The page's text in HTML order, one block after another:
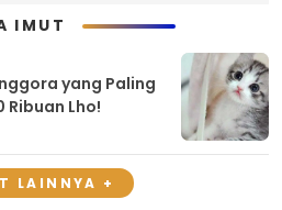
IMUT
yang Paling
Lho!
LAINNYA +